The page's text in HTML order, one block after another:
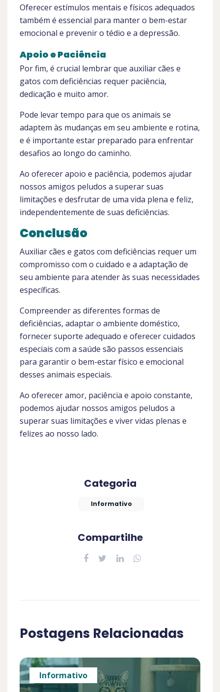
Oferecer estímulos mentais e físicos adequados
também é essencial para manter o bem-estar
emocional e prevenir o tédio e a depressão.
Apoio e Paciência
Por fim, é crucial lembrar que auxiliar cães e
gatos com deficiências requer paciência,
dedicação e muito amor.
Pode levar tempo para que os animais se
adaptem às mudanças em seu ambiente e rotina,
e é importante estar preparado para enfrentar
desafios ao longo do caminho.
Ao oferecer apoio e paciência, podemos ajudar
nossos amigos peludos a superar suas
limitações e desfrutar de uma vida plena e feliz,
independentemente de suas deficiências.
Conclusão
Auxiliar cães e gatos com deficiências requer um
compromisso com o cuidado e a adaptação de
seu ambiente para atender às suas necessidades
específicas.
Compreender as diferentes formas de
deficiências, adaptar o ambiente doméstico,
fornecer suporte adequado e oferecer cuidados
especiais com a saúde são passos essenciais
para garantir o bem-estar físico e emocional
desses animais especiais.
Ao oferecer amor, paciência e apoio constante,
podemos ajudar nossos amigos peludos a
superar suas limitações e viver vidas plenas e
felizes ao nosso lado.
Categoria
Informativo
Compartilhe
Postagens Relacionadas
Informativo